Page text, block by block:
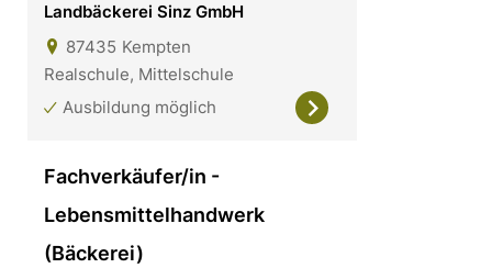
Landbäckerei Sinz GmbH
87435 Kempten
Realschule, Mittelschule
Ausbildung möglich
Fachverkäufer/in -
Lebensmittelhandwerk
(Bäckerei)